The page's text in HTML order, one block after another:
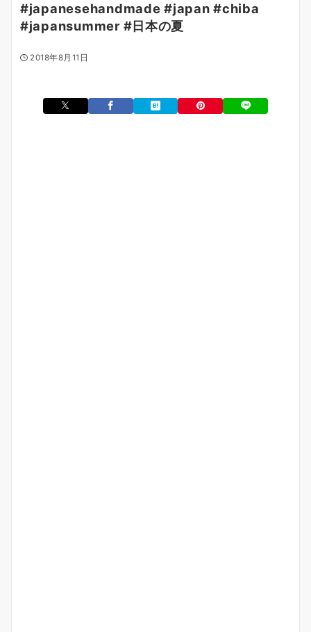
#japanesehandmade #japan #chiba
#japansummer #日本の夏
2018年8月11日